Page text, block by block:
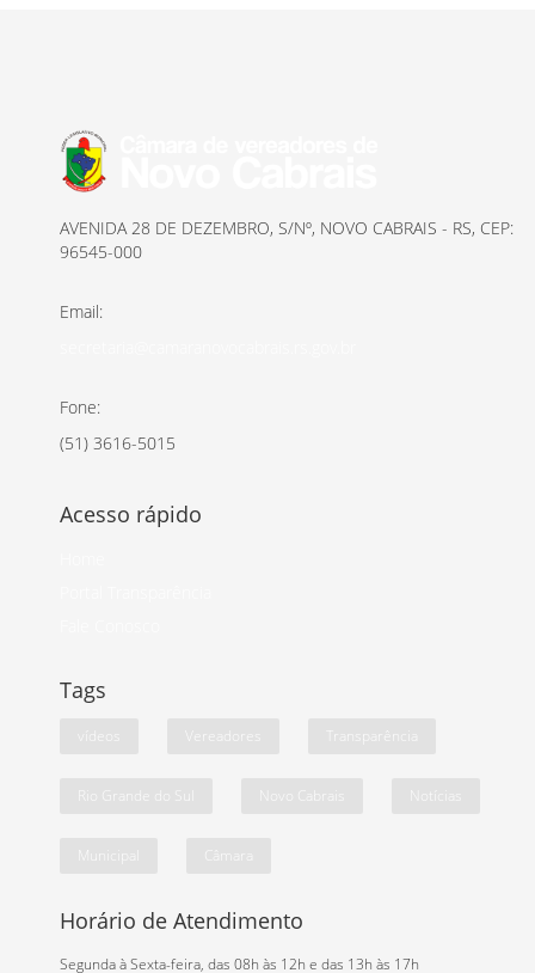
AVENIDA 28 DE DEZEMBRO, S/Nº, NOVO CABRAIS - RS, CEP:
96545-000
Email:
Fone:
(51) 3616-5015
Acesso rápido
Tags
vídeos Vereadores Transparência
Rio Grande do Sul Novo Cabrais
Municipal Câmara
Horário de Atendimento
Segunda à Sexta-feira, das 08h às 12h e das 13h às 17h